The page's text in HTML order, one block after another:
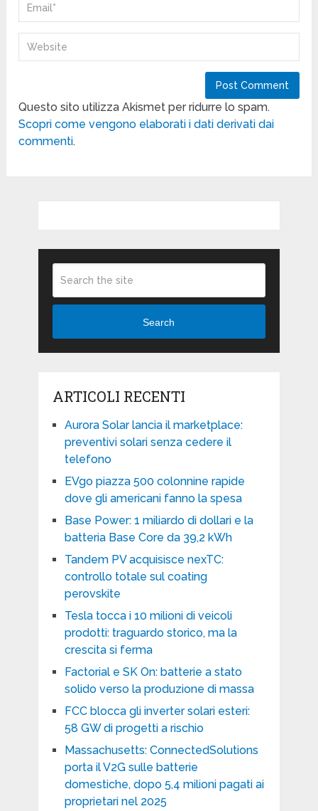
Questo sito utilizza Akismet per ridurre lo spam.
Scopri come vengono elaborati i dati derivati dai
commenti.
Search
ARTICOLI RECENTI
Aurora Solar lancia il marketplace:
preventivi solari senza cedere il
telefono
EVgo piazza 500 colonnine rapide
dove gli americani fanno la spesa
Base Power: 1 miliardo di dollari e la
batteria Base Core da 39,2 kWh
Tandem PV acquisisce nexTC:
controllo totale sul coating
perovskite
Tesla tocca i 10 milioni di veicoli
prodotti: traguardo storico, ma la
crescita si ferma
Factorial e SK On: batterie a stato
solido verso la produzione di massa
FCC blocca gli inverter solari esteri:
58 GW di progetti a rischio
Massachusetts: ConnectedSolutions
porta il V2G sulle batterie
domestiche, dopo 5,4 milioni pagati ai
proprietari nel 2025